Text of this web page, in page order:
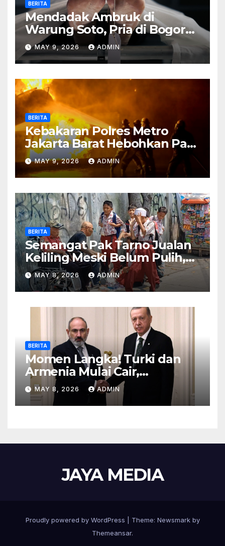
BERITA
Mendadak Ambruk di
Warung Soto, Pria di Bogor
Meninggal Sebelum Makan
MAY 9, 2026 ADMIN
BERITA
Kebakaran Polres Metro
Jakarta Barat Hebohkan Pagi
Hari, Ini Fakta Terbarunya
MAY 9, 2026 ADMIN
BERITA
Semangat Pak Tarno Jualan
Keliling Meski Belum Pulih,
Tetap Menghibur dan Cari
Nafkah
MAY 8, 2026 ADMIN
BERITA
Momen Langka! Turki dan
Armenia Mulai Cair,
Perbatasan Siap Dibuka
MAY 8, 2026 ADMIN
JAYA MEDIA
Proudly powered by WordPress Theme: Newsmarkby
Themeansar.